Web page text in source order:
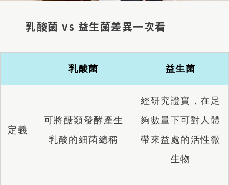
乳酸菌 vs 益生菌差異一次看
乳酸菌 益生菌
定義
可將醣類發酵產生
乳酸的細菌總稱
經研究證實，在足
夠數量下可對人體
帶來益處的活性微
生物